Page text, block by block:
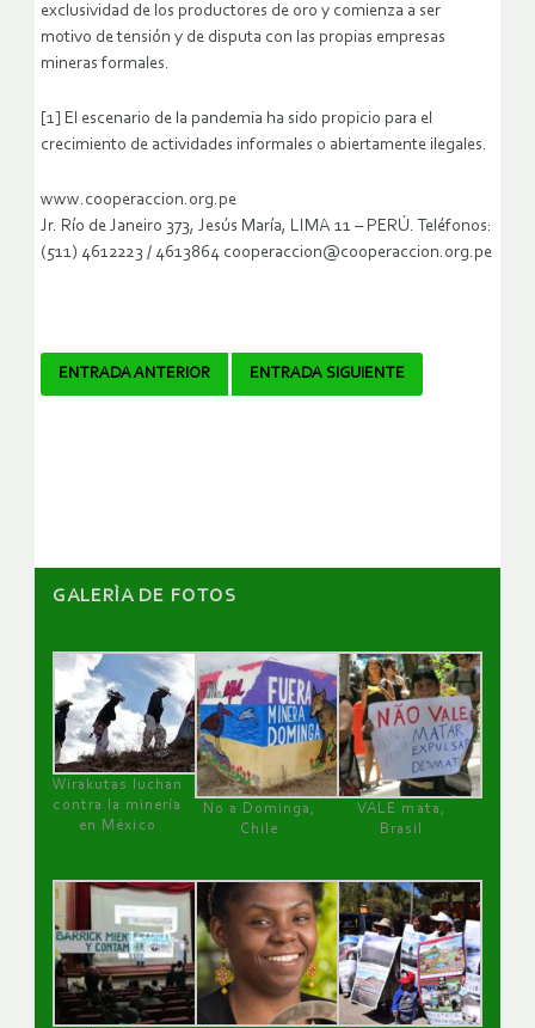
exclusividad de los productores de oro y comienza a ser
motivo de tensión y de disputa con las propias empresas
mineras formales.
[1] El escenario de la pandemia ha sido propicio para el
crecimiento de actividades informales o abiertamente ilegales.
www.cooperaccion.org.pe
Jr. Río de Janeiro 373, Jesús María, LIMA 11 – PERÚ. Teléfonos:
(511) 4612223 / 4613864 cooperaccion@cooperaccion.org.pe
Navegador
ENTRADA ANTERIOR ENTRADA SIGUIENTE
GALERÌA DE FOTOS
Wirakutas luchan
contra la minería
en México
No a Dominga,
Chile
VALE mata,
Brasil